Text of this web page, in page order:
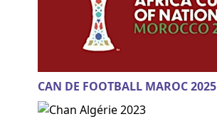
CAN DE FOOTBALL MAROC 2025